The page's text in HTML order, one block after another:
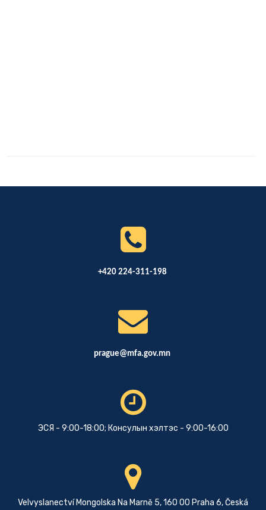
+420 224-311-198
prague@mfa.gov.mn
ЭСЯ - 9:00-18:00; Консулын хэлтэс - 9:00-16:00
Velvyslanectví Mongolska Na Marně 5, 160 00 Praha 6, Česká